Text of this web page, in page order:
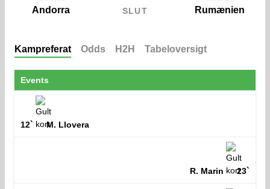
Andorra Rumænien
SLUT
Kampreferat Odds H2H Tabeloversigt
Events
12` M. Llovera
R. Marin 23`